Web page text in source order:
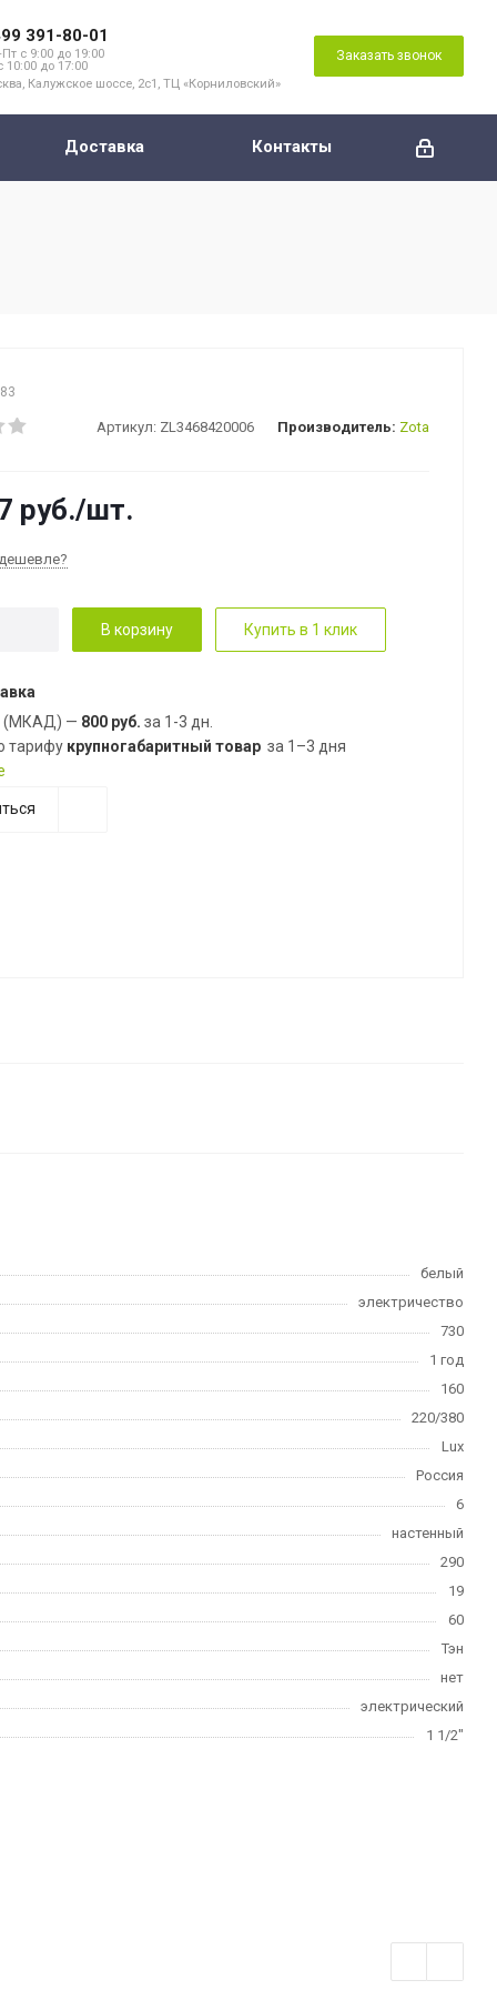
391-80-01
с 9:00 до 19:00
10:00 до 17:00
Калужское шоссе, 2с1, ТЦ «Корниловский»
Заказать звонок
Доставка Контакты
Артикул: ZL3468420006 Производитель: Zota
руб./шт.
В корзину Купить в 1 клик
(МКАД) — 800 руб. за 1-3 дн.
тарифу крупногабаритный товар за 1–3 дня
белый
электричество
730
1 год
160
220/380
Lux
Россия
6
настенный
290
19
60
Тэн
нет
электрический
1 1/2"